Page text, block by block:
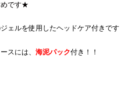
めです★
ェルを使用したヘッドケア付きです
スには、 海泥パック付き！！